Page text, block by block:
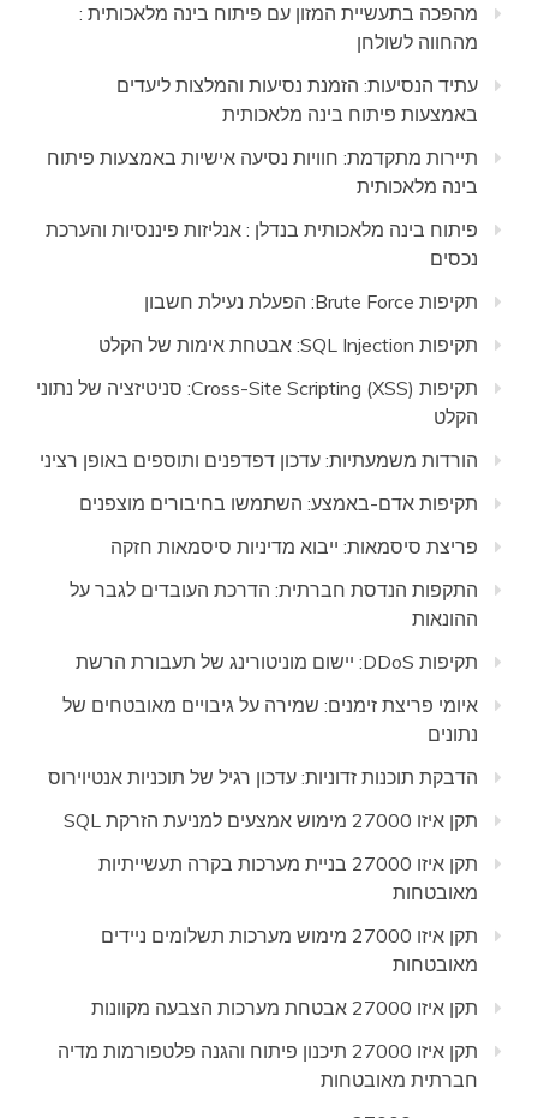
מהפכה בתעשיית המזון עם פיתוח בינה מלאכותית :
מהחווה לשולחן
עתיד הנסיעות: הזמנת נסיעות והמלצות ליעדים
באמצעות פיתוח בינה מלאכותית
תיירות מתקדמת: חוויות נסיעה אישיות באמצעות פיתוח
בינה מלאכותית
פיתוח בינה מלאכותית בנדלן : אנליזות פיננסיות והערכת
נכסים
תקיפות Brute Force: הפעלת נעילת חשבון
תקיפות SQL Injection: אבטחת אימות של הקלט
תקיפות Cross-Site Scripting (XSS): סניטיזציה של נתוני
הקלט
הורדות משמעתיות: עדכון דפדפנים ותוספים באופן רציני
תקיפות אדם-באמצע: השתמשו בחיבורים מוצפנים
פריצת סיסמאות: ייבוא מדיניות סיסמאות חזקה
התקפות הנדסת חברתית: הדרכת העובדים לגבר על
ההונאות
תקיפות DDoS: יישום מוניטורינג של תעבורת הרשת
איומי פריצת זימנים: שמירה על גיבויים מאובטחים של
נתונים
הדבקת תוכנות זדוניות: עדכון רגיל של תוכניות אנטיוירוס
תקן איזו 27000 מימוש אמצעים למניעת הזרקת SQL
תקן איזו 27000 בניית מערכות בקרה תעשייתיות
מאובטחות
תקן איזו 27000 מימוש מערכות תשלומים ניידים
מאובטחות
תקן איזו 27000 אבטחת מערכות הצבעה מקוונות
תקן איזו 27000 תיכנון פיתוח והגנה פלטפורמות מדיה
חברתית מאובטחות